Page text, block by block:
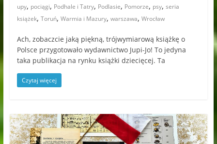
upy, pociągi, Podhale i Tatry, Podlasie, Pomorze, psy, seria
książek, Toruń, Warmia i Mazury, warszawa, Wrocław
Ach, zobaczcie jaką piękną, trójwymiarową książkę o
Polsce przygotowało wydawnictwo Jupi-Jo! To jedyna
taka publikacja na rynku książki dziecięcej. Ta
Czytaj więcej